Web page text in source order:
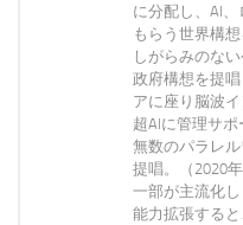
に分配し、AI
もらう世界構
しがらみのな
政府構想を提
アに座り脳波
超AIに管理サ
無数のパラレ
提唱。（2020
一部が主流化
能力拡張する